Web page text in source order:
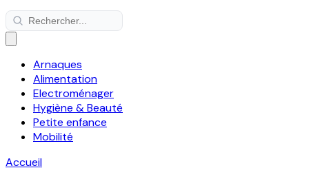
Arnaques
Alimentation
Electroménager
Hygiène & Beauté
Petite enfance
Mobilité
Accueil